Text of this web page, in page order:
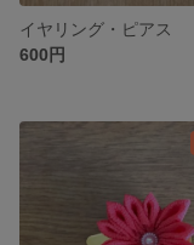
イヤリング・ピアス
600円